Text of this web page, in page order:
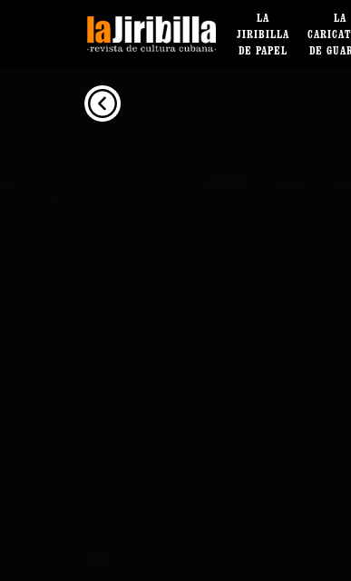
LA
JIRIBILLA
DE PAPEL
LA
DE